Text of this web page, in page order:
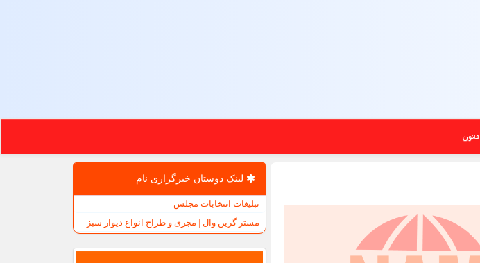
قانون
لینک دوستان خبرگزاری نام
تبلیغات انتخابات مجلس
مستر گرین وال | مجری و طراح انواع دیوار سبز